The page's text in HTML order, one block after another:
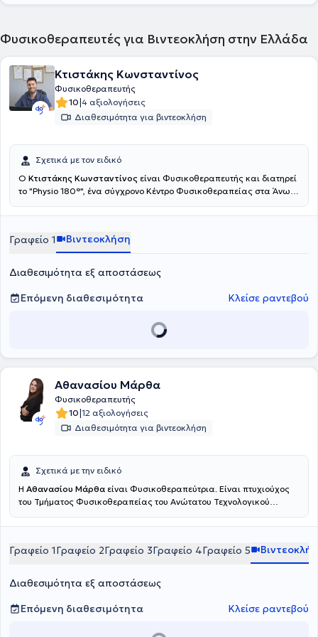
Φυσικοθεραπευτές για Βιντεοκλήση στην Ελλάδα
Κτιστάκης Κωνσταντίνος
Φυσικοθεραπευτής
10|4 αξιολογήσεις
Διαθεσιμότητα για βιντεοκλήση
Σχετικά με τον ειδικό
Ο Κτιστάκης Κωνσταντίνος είναι Φυσικοθεραπευτής και διατηρεί
το "Physio 180°", ένα σύγχρονο Κέντρο Φυσικοθεραπείας στα Άνω
αποκατάσταση αθλητικών τραυμάτων και τη βελτίωση της
φυσικοθεραπεία, βελονισμό και εξειδικευμένες τεχνικές
κινητοποίησης, προσαρμοσμένες στις ανάγκες του κάθε
ασθενούς.Ο απώτερος στόχος της θεραπείας τους είναι η πλήρη
επάνοδός σας στις καθημερινές και επαγγελματικές σας
δραστηριότητες, χωρίς πόνο και με βελτιωμένη λειτουργικότητα.
Γραφείο 1 Βιντεοκλήση
Διαθεσιμότητα εξ αποστάσεως
Επόμενη διαθεσιμότητα
Κλείσε ραντεβού
Αθανασίου Μάρθα
Φυσικοθεραπευτής
10|12 αξιολογήσεις
Διαθεσιμότητα για βιντεοκλήση
Σχετικά με την ειδικό
Η Αθανασίου Μάρθα είναι Φυσικοθεραπεύτρια. Είναι πτυχιούχος
του Τμήματος Φυσικοθεραπείας του Ανώτατου Τεχνολογικού
πρακτική της άσκηση στο Γενικό Νοσοκομείο Αττικής ΚΑΤ. Είναι
Instructor (AF Studies - PMA), στο Clinical Pilates (ΚΕΔΙΒΙΜ
Epimorfosis - ΕΟΠΠΕΠ) και ως Personal Trainer (HNFC - NASM).
Επιπλέον, είναι κάτοχος διπλώματος στον Βιοϊατρικό Βελονισμό
από το Πανεπιστήμιο Δυτικής Αττικής και έχει εκπαιδευτεί στο
Manual Therapy από σχολή πιστοποιημένη από τη Διεθνή
Ομοσπονδία Μυοσκελετικής Φυσικοθεραπείας (IFOMPT),
Γραφείο 1Γραφείο 2Γραφείο 3Γραφείο 4Γραφείο 5
Διαθεσιμότητα εξ αποστάσεως
Επόμενη διαθεσιμότητα
Κλείσε ραντεβού